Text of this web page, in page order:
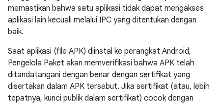
memastikan bahwa satu aplikasi tidak dapat mengakses
aplikasi lain kecuali melalui IPC yang ditentukan dengan
baik.
Saat aplikasi (file APK) diinstal ke perangkat Android,
Pengelola Paket akan memverifikasi bahwa APK telah
ditandatangani dengan benar dengan sertifikat yang
disertakan dalam APK tersebut. Jika sertifikat (atau, lebih
tepatnya, kunci publik dalam sertifikat) cocok dengan